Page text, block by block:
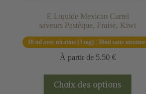
E Liquide Mexican Cartel
saveurs Pastèque, Fraise, Kiwi
10 ml avec nicotine (3 mg) | 50ml sans nicotine
À partir de 5.50 €
Choix des options
produit